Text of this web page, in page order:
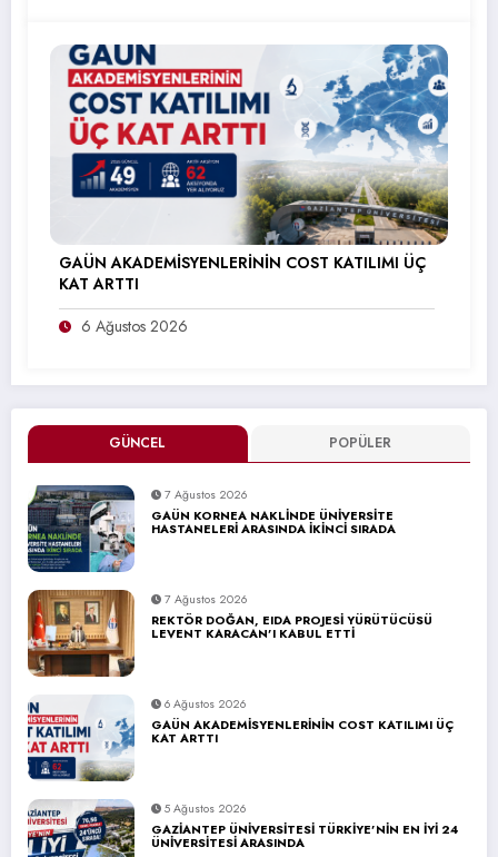
GÜNCEL POPÜLER
7 Ağustos 2026
GAÜN KORNEA NAKLİNDE ÜNİVERSİTE
HASTANELERİ ARASINDA İKİNCİ SIRADA
7 Ağustos 2026
REKTÖR DOĞAN, EIDA PROJESİ YÜRÜTÜCÜSÜ
LEVENT KARACAN’I KABUL ETTİ
6 Ağustos 2026
GAÜN AKADEMİSYENLERİNİN COST KATILIMI ÜÇ
KAT ARTTI
5 Ağustos 2026
GAZİANTEP ÜNİVERSİTESİ TÜRKİYE’NİN EN İYİ 24
ÜNİVERSİTESİ ARASINDA
GAÜN AKADEMİSYENLERİNİN COST KATILIMI ÜÇ
KAT ARTTI
6 Ağustos 2026